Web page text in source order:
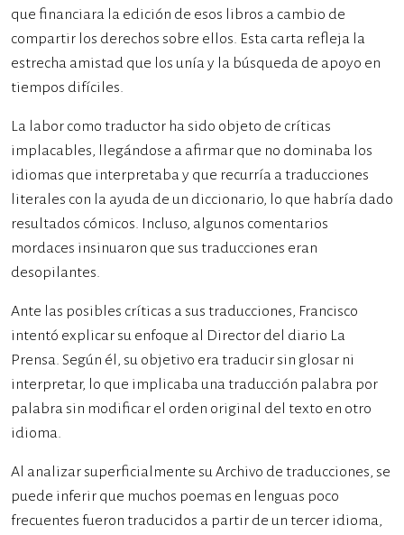
que financiara la edición de esos libros a cambio de
compartir los derechos sobre ellos. Esta carta refleja la
estrecha amistad que los unía y la búsqueda de apoyo en
tiempos difíciles.
La labor como traductor ha sido objeto de críticas
implacables, llegándose a afirmar que no dominaba los
idiomas que interpretaba y que recurría a traducciones
literales con la ayuda de un diccionario, lo que habría dado
resultados cómicos. Incluso, algunos comentarios
mordaces insinuaron que sus traducciones eran
desopilantes.
Ante las posibles críticas a sus traducciones, Francisco
intentó explicar su enfoque al Director del diario La
Prensa. Según él, su objetivo era traducir sin glosar ni
interpretar, lo que implicaba una traducción palabra por
palabra sin modificar el orden original del texto en otro
idioma.
Al analizar superficialmente su Archivo de traducciones, se
puede inferir que muchos poemas en lenguas poco
frecuentes fueron traducidos a partir de un tercer idioma,